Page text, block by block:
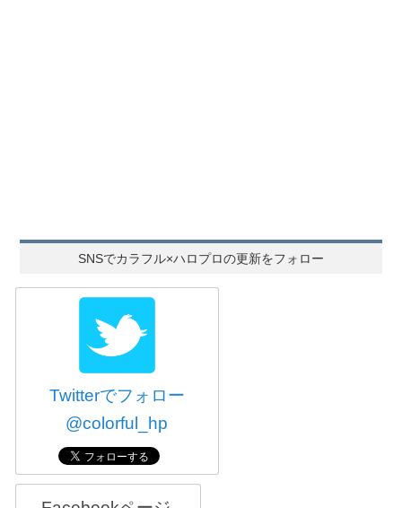
SNSでカラフル×ハロプロの更新をフォロー
Twitterでフォロー
@colorful_hp